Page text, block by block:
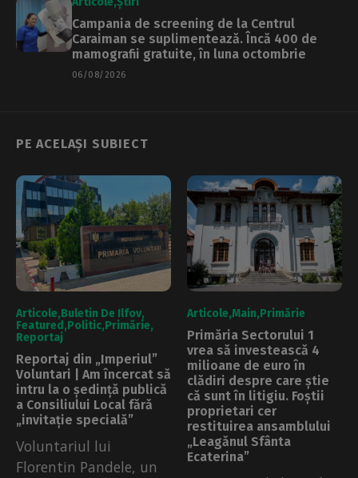
Campania de screening de la Centrul
Caraiman se suplimentează. Încă 400 de
mamografii gratuite, în luna octombrie
06/08/2026
PE ACELAȘI SUBIECT
Articole Buletin De Ilfov
Featured Politic Primărie
Reportaj
Reportaj din „Imperiul”
Voluntari | Am încercat să
intru la o ședință publică
a Consiliului Local fără
„invitație specială”
Voluntariul lui
Florentin Pandele, un
Articole Main Primărie
Primăria Sectorului 1
vrea să investească 4
milioane de euro în
clădiri despre care știe
că sunt în litigiu. Foștii
proprietari cer
restituirea ansamblului
„Leagănul Sfânta
Ecaterina”